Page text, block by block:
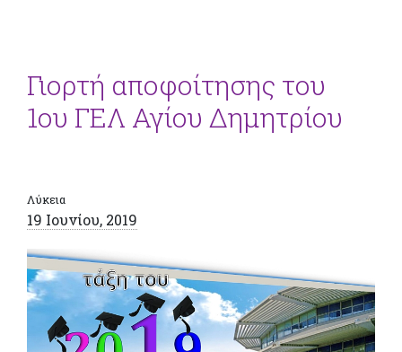
Γιορτή αποφοίτησης του
1ου ΓΕΛ Αγίου Δημητρίου
Λύκεια
19 Ιουνίου, 2019